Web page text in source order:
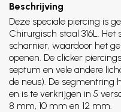
Beschrijving
Deze speciale piercing is
Chirurgisch staal 316L.
scharnier, waardoor het
openen. De clicker
septum en vele andere
de neus). De segmentring
en is te verkrijgen in 5
8 mm, 10 mm en 12 mm.